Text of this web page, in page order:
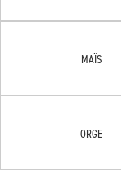
MAÏS
ORGE